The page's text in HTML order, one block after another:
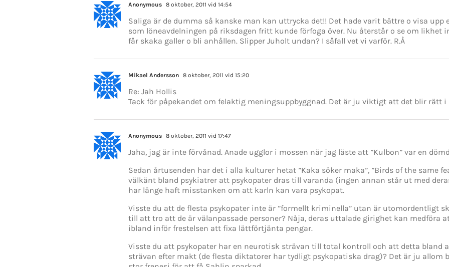
Anonymous 8 oktober, 2011 vid 14:54
Saliga är de dumma så kanske man kan uttrycka det!! Det hade varit bättre o visa
som löneavdelningen på riksdagen fritt kunde förfoga över. Nu återstår o se om likhet
får skaka galler o bli anhållen. Slipper Juholt undan? I såfall vet vi varför. R.Å
Mikael Andersson 8 oktober, 2011 vid 15:20
Re: Jah Hollis
Tack för påpekandet om felaktig meningsuppbyggnad. Det är ju viktigt att det blir rätt
Anonymous 8 oktober, 2011 vid 17:47
Jaha, jag är inte förvånad. Anade ugglor i mossen när jag läste att ”Kulbon” var en
Sedan årtusenden har det i alla kulturer hetat ”Kaka söker maka”, ”Birds of the same
välkänt bland psykiatrer att psykopater dras till varanda (ingen annan står ut med
har länge haft misstanken om att karln kan vara psykopat.
Visste du att de flesta psykopater inte är ”formellt kriminella” utan är utomordentligt
till att tro att de är välanpassade personer? Nåja, deras uttalade girighet kan medföra
ibland inför frestelsen att fixa lättförtjänta pengar.
Visste du att psykopater har en neurotisk strävan till total kontroll och att detta bland
strävan efter makt (de flesta diktatorer har tydligt psykopatiska drag)? Det är ju allom